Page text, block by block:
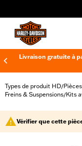
Livraison gratuite à
Types de produit HD/Pièces
Freins & Suspensions/Kits
Vérifier que cette